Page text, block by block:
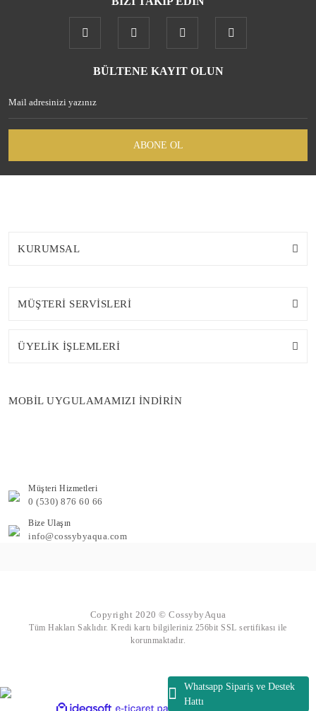
Whatsapp Sipariş ve Destek
Hattı
BÜLTENE KAYIT OLUN
ABONE OL
KURUMSAL
MÜŞTERİ SERVİSLERİ
ÜYELİK İŞLEMLERİ
MOBİL UYGULAMAMIZI İNDİRİN
Müşteri Hizmetleri
0 (530) 876 60 66
Bize Ulaşın
info@cossybyaqua.com
Copyright 2020 © CossybyAqua
Tüm Hakları Saklıdır. Kredi kartı bilgileriniz 256bit SSL sertifikası ile
korunmaktadır.
ideasoft